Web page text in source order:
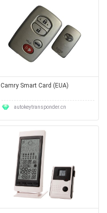
Camry Smart Card (EUA)
autokeytransponder.cn